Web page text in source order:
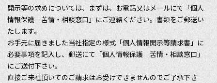
開示等の求めについては、まずは、お電話又はメールにて「個人
情報保護 苦情・相談窓口」にご連絡ください。書類をご郵送い
たします。
お手元に届きました当社指定の様式「個人情報開示等請求書」に
必要事項を記入し、郵送にて「個人情報保護 苦情・相談窓口」
にご送付下さい。
直接ご来社頂いてのご請求はお受けできませんのでご了承下さ